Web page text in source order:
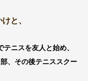
と、
ニスを友人と始め、
、その後テニススクー